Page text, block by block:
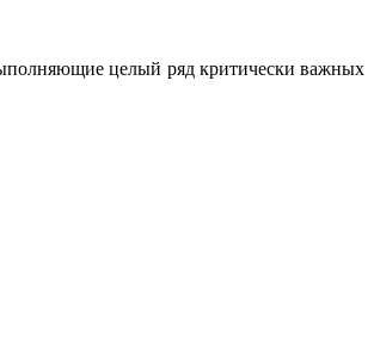
целый ряд критически важных